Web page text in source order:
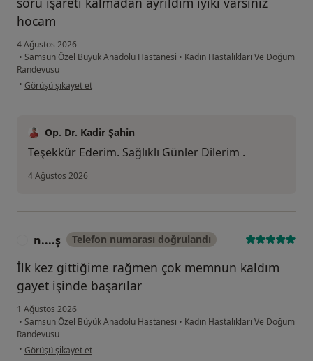
hocam
4 Ağustos 2026
• Samsun Özel Büyük Anadolu Hastanesi • Kadın Hastalıkları Ve Doğum
Randevusu
• kullanıcının görüşüne göre fi...z
Görüşü şikayet et
Op. Dr. Kadir Şahin
Teşekkür Ederim. Sağlıklı Günler Dilerim .
4 Ağustos 2026
n....ş Telefon numarası doğrulandı
İlk kez gittiğime rağmen çok memnun kaldım
gayet işinde başarılar
1 Ağustos 2026
• Samsun Özel Büyük Anadolu Hastanesi • Kadın Hastalıkları Ve Doğum
Randevusu
• kullanıcının görüşüne göre n....ş
Görüşü şikayet et